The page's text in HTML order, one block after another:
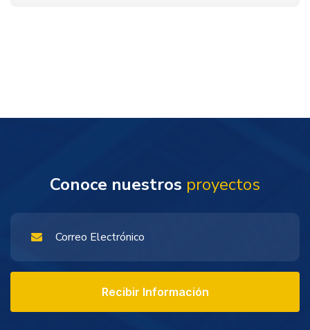
Conoce nuestros proyectos
Recibir Información